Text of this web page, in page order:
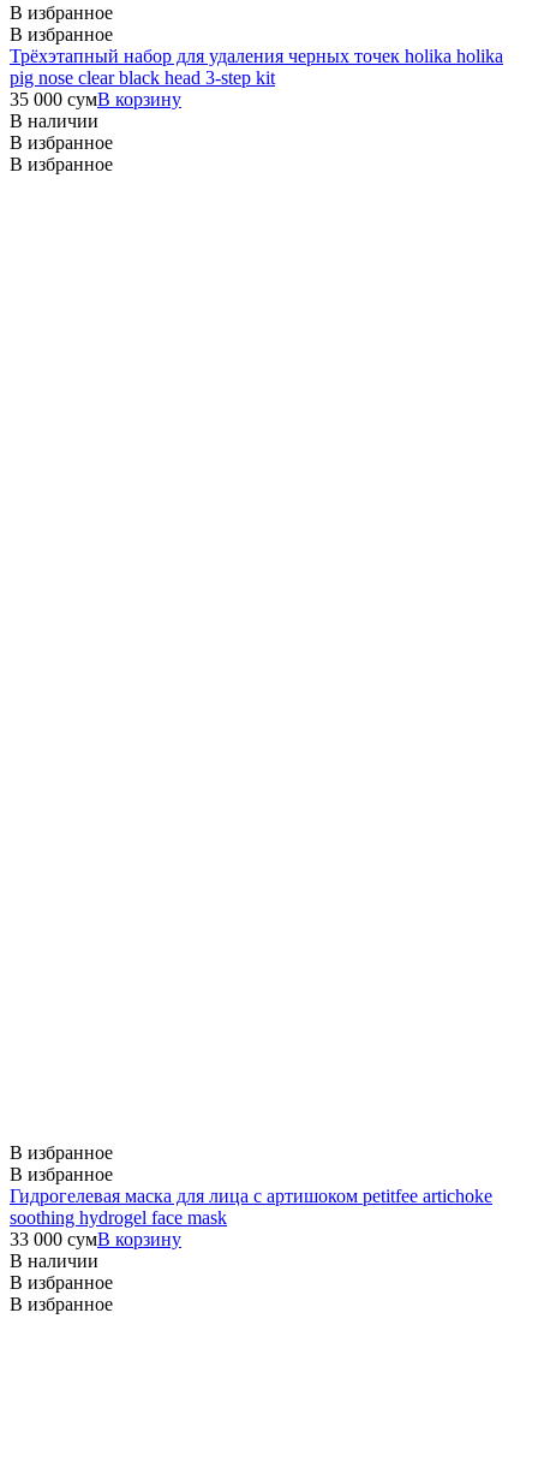
В избранное
В избранное
Трёхэтапный набор для удаления черных точек holika holika
pig nose clear black head 3-step kit
35 000 сумВ корзину
В наличии
В избранное
В избранное
В избранное
В избранное
Гидрогелевая маска для лица с артишоком petitfee artichoke
soothing hydrogel face mask
33 000 сумВ корзину
В наличии
В избранное
В избранное